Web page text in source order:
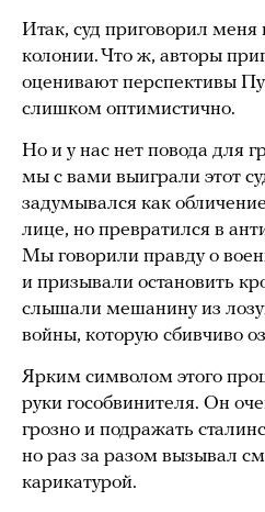
Итак, суд приговорил
колонии. Что ж, авторы
оценивают перспективы
слишком оптимистично.
Но и у нас нет повода для
мы с вами выиграли этот
задумывался как
лице, но превратился в
Мы говорили правду о
и призывали остановить
слышали мешанину из
войны, которую сбивчиво
Ярким символом этого
руки гособвинителя. Он
грозно и подражать
но раз за разом вызывал
карикатурой.